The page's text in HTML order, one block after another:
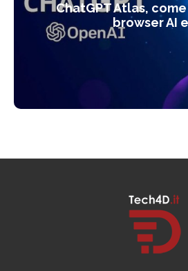
ChatGPT Atlas,
browser AI